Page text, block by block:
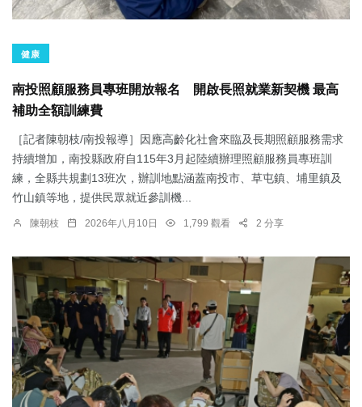
健康
南投照顧服務員專班開放報名 開啟長照就業新契機 最高
補助全額訓練費
［記者陳朝枝/南投報導］因應高齡化社會來臨及長期照顧服務需求
持續增加，南投縣政府自115年3月起陸續辦理照顧服務員專班訓
練，全縣共規劃13班次，辦訓地點涵蓋南投市、草屯鎮、埔里鎮及
竹山鎮等地，提供民眾就近參訓機...
陳朝枝 2026年八月10日 1,799 觀看 2 分享